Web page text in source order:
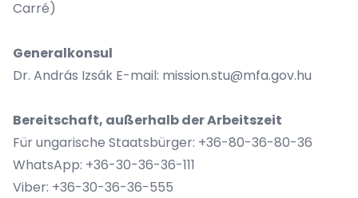
Carré)
Generalkonsul
Dr. András Izsák E-mail: mission.stu@mfa.gov.hu
Bereitschaft, außerhalb der Arbeitszeit
Für ungarische Staatsbürger: +36-80-36-80-36
WhatsApp: +36-30-36-36-111
Viber: +36-30-36-36-555